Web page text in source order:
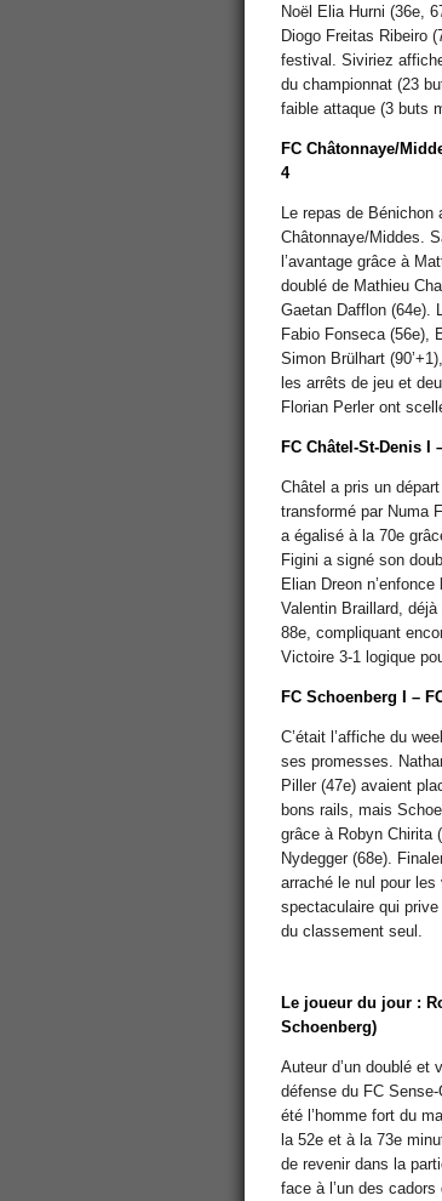
Noël Elia Hurni (36e,
Diogo Freitas Ribeiro
festival. Siviriez
du championnat (23
faible attaque (3 buts
FC Châtonnaye/
4
Le repas de Bénichon
Châtonnaye/Middes.
l’avantage grâce à
doublé de Mathieu
Gaetan Dafflon (64e).
Fabio Fonseca (56e),
Simon Brülhart
les arrêts de jeu et
Florian Perler ont
FC Châtel-St-Denis I
Châtel a pris un
transformé par Numa
a égalisé à la 70e
Figini a signé son
Elian Dreon
Valentin Braillard,
88e, compliquant
Victoire 3-1 logique
FC Schoenberg I –
C’était l’affiche du
ses promesses.
Piller (47e) avaient
bons rails, mais
grâce à Robyn Chirita
Nydegger (68e).
arraché le nul pour
spectaculaire qui
du classement seul.
Le joueur du jour :
Schoenberg)
Auteur d’un doublé et
défense du FC
été l’homme fort du
la 52e et à la 73e
de revenir dans la
face à l’un des